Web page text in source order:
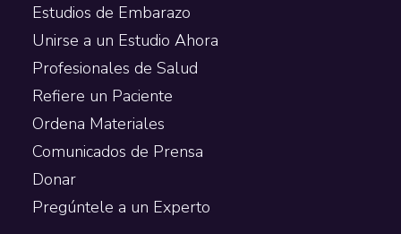
Estudios de Embarazo
Unirse a un Estudio Ahora
Profesionales de Salud
Refiere un Paciente
Ordena Materiales
Comunicados de Prensa
Donar
Pregúntele a un Experto